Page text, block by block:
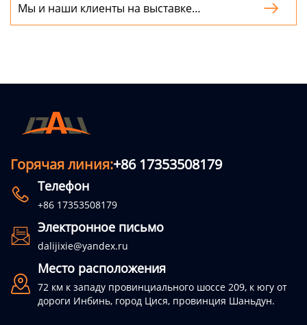
Мы и наши клиенты на выставке
"Горнодобывающая промышленность"

Горячая линия:+86 17353508179
 Телефон
+86 17353508179
 Электронное письмо
dalijixie@yandex.ru

Место расположения
72 км к западу провинциального шоссе 209, к югу от
дороги Инбинь, город Цися, провинция Шаньдун.